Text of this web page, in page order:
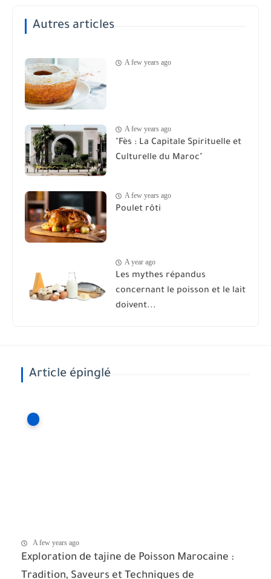
Autres articles
A few years ago
A few years ago
"Fès : La Capitale Spirituelle et
Culturelle du Maroc"
A few years ago
Poulet rôti
A year ago
Les mythes répandus
concernant le poisson et le lait
doivent...
Article épinglé
A few years ago
Exploration de tajine de Poisson Marocaine :
Tradition, Saveurs et Techniques de